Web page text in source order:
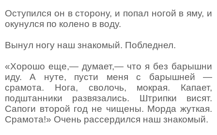
Оступился он в сторону, и попал ногой в яму, и
окунулся по колено в воду.
Вынул ногу наш знакомый. Побледнел.
«Хорошо еще,— думает,— что я без барышни
иду. А нуте, пусти меня с барышней —
срамота. Нога, сволочь, мокрая. Капает,
подштанники развязались. Штрипки висят.
Сапоги второй год не чищены. Морда жуткая.
Срамота!» Очень рассердился наш знакомый.